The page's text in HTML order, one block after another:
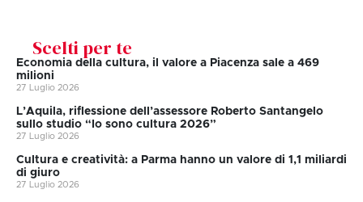
Scelti per te
Economia della cultura, il valore a Piacenza sale a 469
milioni
27 Luglio 2026
L’Aquila, riflessione dell’assessore Roberto Santangelo
sullo studio “Io sono cultura 2026”
27 Luglio 2026
Cultura e creatività: a Parma hanno un valore di 1,1 miliardi
di giuro
27 Luglio 2026